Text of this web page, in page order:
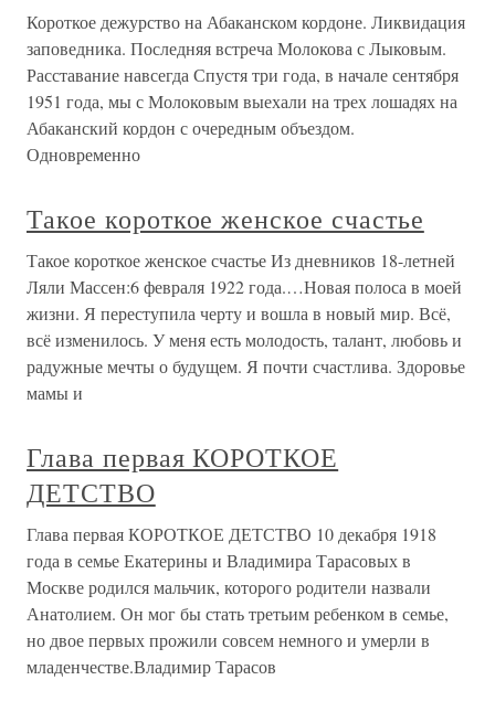
Короткое дежурство на Абаканском кордоне. Ликвидация
заповедника. Последняя встреча Молокова с Лыковым.
Расставание навсегда Спустя три года, в начале сентября
1951 года, мы с Молоковым выехали на трех лошадях на
Абаканский кордон с очередным объездом.
Одновременно
Такое короткое женское счастье
Такое короткое женское счастье Из дневников 18-летней
Ляли Массен:6 февраля 1922 года.…Новая полоса в моей
жизни. Я переступила черту и вошла в новый мир. Всё,
всё изменилось. У меня есть молодость, талант, любовь и
радужные мечты о будущем. Я почти счастлива. Здоровье
мамы и
Глава первая КОРОТКОЕ
ДЕТСТВО
Глава первая КОРОТКОЕ ДЕТСТВО 10 декабря 1918
года в семье Екатерины и Владимира Тарасовых в
Москве родился мальчик, которого родители назвали
Анатолием. Он мог бы стать третьим ребенком в семье,
но двое первых прожили совсем немного и умерли в
младенчестве.Владимир Тарасов